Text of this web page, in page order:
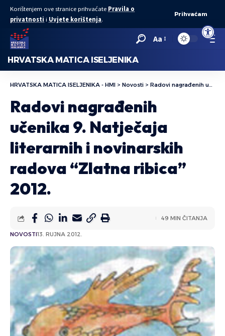
Open
Korištenjem ove stranice prihvaćate Pravila o
privatnosti i Uvjete korištenja.
Prihvaćam
Aa
HRVATSKA MATICA ISELJENIKA
HRVATSKA MATICA ISELJENIKA - HMI > Novosti > Radovi nagrađenih učenika 9. Natječaja literarnih i novinarskih radova “Zlatna ribica” 2012.
Radovi nagrađenih
učenika 9. Natječaja
literarnih i novinarskih
radova “Zlatna ribica”
2012.
NOVOSTI13. RUJNA 2012.
49 MIN ČITANJA